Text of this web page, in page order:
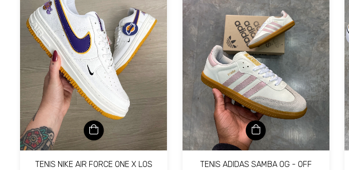
TENIS NIKE AIR FORCE ONE X LOS
TENIS ADIDAS SAMBA OG - OFF